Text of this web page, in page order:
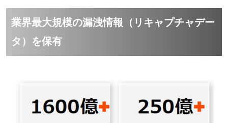
業界最大規模の漏洩情報（リキャプチャデー
タ）を保有